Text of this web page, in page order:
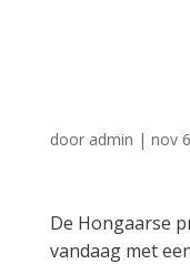
door admin | nov
De Hongaarse
vandaag met